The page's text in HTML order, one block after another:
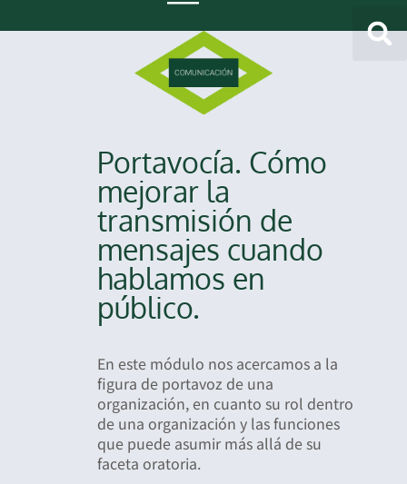
Portavocía. Cómo
mejorar la
transmisión de
mensajes cuando
hablamos en
público.
En este módulo nos acercamos a la
figura de portavoz de una
organización, en cuanto su rol dentro
de una organización y las funciones
que puede asumir más allá de su
faceta oratoria.